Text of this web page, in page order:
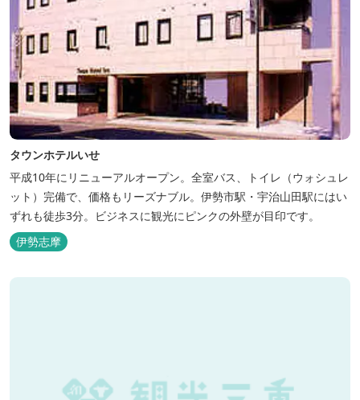
タウンホテルいせ
平成10年にリニューアルオープン。全室バス、トイレ（ウォシュレ
ット）完備で、価格もリーズナブル。伊勢市駅・宇治山田駅にはい
ずれも徒歩3分。ビジネスに観光にピンクの外壁が目印です。
伊勢志摩